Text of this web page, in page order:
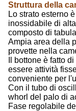
Struttura della
Lo strato esterno
inossidabile di
composto di
Ampia area della
provette nella
Il bottone è fatto
essere attività
conveniente per
Con il tubo di
whorl del palo di
Fase regolabile